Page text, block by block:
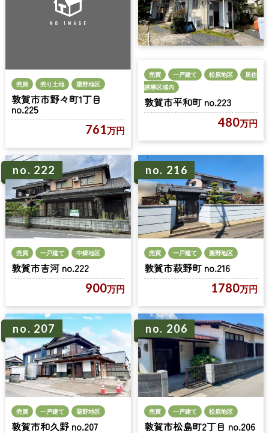
売買 売り土地 粟野地区
敦賀市市野々町1丁目
no.225
761万円
売買 一戸建て 松原地区
居住
誘導区域内
敦賀市平和町 no.223
480万円
no. 222
売買 一戸建て 中郷地区
敦賀市吉河 no.222
900万円
no. 216
売買 一戸建て 粟野地区
敦賀市萩野町 no.216
1780万円
no. 207
売買 一戸建て 粟野地区
敦賀市和久野 no.207
no. 206
売買 一戸建て 松原地区
敦賀市松島町2丁目 no.206